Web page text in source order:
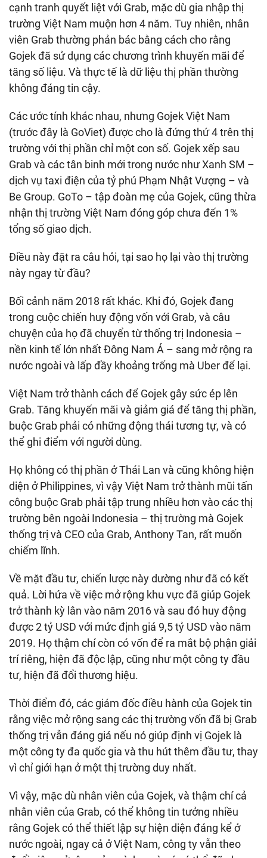
cạnh tranh quyết liệt với Grab, mặc dù gia nhập thị
trường Việt Nam muộn hơn 4 năm. Tuy nhiên, nhân
viên Grab thường phản bác bằng cách cho rằng
Gojek đã sử dụng các chương trình khuyến mãi để
tăng số liệu. Và thực tế là dữ liệu thị phần thường
không đáng tin cậy.
Các ước tính khác nhau, nhưng Gojek Việt Nam
(trước đây là GoViet) được cho là đứng thứ 4 trên thị
trường với thị phần chỉ một con số. Gojek xếp sau
Grab và các tân binh mới trong nước như Xanh SM –
dịch vụ taxi điện của tỷ phú Phạm Nhật Vượng – và
Be Group. GoTo – tập đoàn mẹ của Gojek, cũng thừa
nhận thị trường Việt Nam đóng góp chưa đến 1%
tổng số giao dịch.
Điều này đặt ra câu hỏi, tại sao họ lại vào thị trường
này ngay từ đầu?
Bối cảnh năm 2018 rất khác. Khi đó, Gojek đang
trong cuộc chiến huy động vốn với Grab, và câu
chuyện của họ đã chuyển từ thống trị Indonesia –
nền kinh tế lớn nhất Đông Nam Á – sang mở rộng ra
nước ngoài và lấp đầy khoảng trống mà Uber để lại.
Việt Nam trở thành cách để Gojek gây sức ép lên
Grab. Tăng khuyến mãi và giảm giá để tăng thị phần,
buộc Grab phải có những động thái tương tự, và có
thể ghi điểm với người dùng.
Họ không có thị phần ở Thái Lan và cũng không hiện
diện ở Philippines, vì vậy Việt Nam trở thành mũi tấn
công buộc Grab phải tập trung nhiều hơn vào các thị
trường bên ngoài Indonesia – thị trường mà Gojek
thống trị và CEO của Grab, Anthony Tan, rất muốn
chiếm lĩnh.
Về mặt đầu tư, chiến lược này dường như đã có kết
quả. Lời hứa về việc mở rộng khu vực đã giúp Gojek
trở thành kỳ lân vào năm 2016 và sau đó huy động
được 2 tỷ USD với mức định giá 9,5 tỷ USD vào năm
2019. Họ thậm chí còn có vốn để ra mắt bộ phận giải
trí riêng, hiện đã độc lập, cũng như một công ty đầu
tư, hiện đã đổi thương hiệu.
Thời điểm đó, các giám đốc điều hành của Gojek tin
rằng việc mở rộng sang các thị trường vốn đã bị Grab
thống trị vẫn đáng giá nếu nó giúp định vị Gojek là
một công ty đa quốc gia và thu hút thêm đầu tư, thay
vì chỉ giới hạn ở một thị trường duy nhất.
Vì vậy, mặc dù nhân viên của Gojek, và thậm chí cả
nhân viên của Grab, có thể không tin tưởng nhiều
rằng Gojek có thể thiết lập sự hiện diện đáng kể ở
nước ngoài, ngay cả ở Việt Nam, công ty vẫn theo